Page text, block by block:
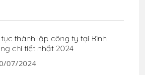
thành lập công ty tại Bình
chi tiết nhất 2024
07/2024